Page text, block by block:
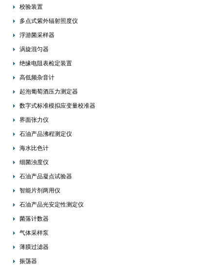
校验装置
多点式紫外辐射照度仪
浮游菌采样器
涡旋混匀器
绝缘电阻表检定装置
高低频杂音计
起泡葡萄酒压力测定器
数字式标准模拟应变量校准器
界面张力仪
石油产品沸程测定仪
海水比色计
细菌浊度仪
石油产品凝点试验器
智能片剂两用仪
石油产品光安定性测定仪
菌落计数器
气体采样泵
薄膜过滤器
振荡器